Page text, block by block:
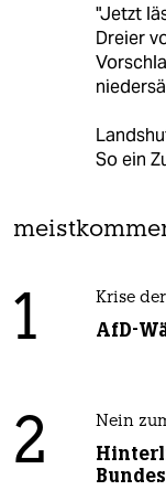
"Jetzt
Dreier
So ein
1 Krise
AfD-
2 Nein